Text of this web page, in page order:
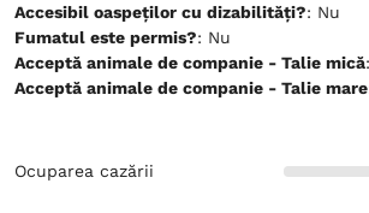
Accesibil oaspeților cu dizabilități?
: Nu
Fumatul este permis?
: Nu
Acceptă animale de companie - Talie mică
Acceptă animale de companie - Talie mare
Ocuparea cazării